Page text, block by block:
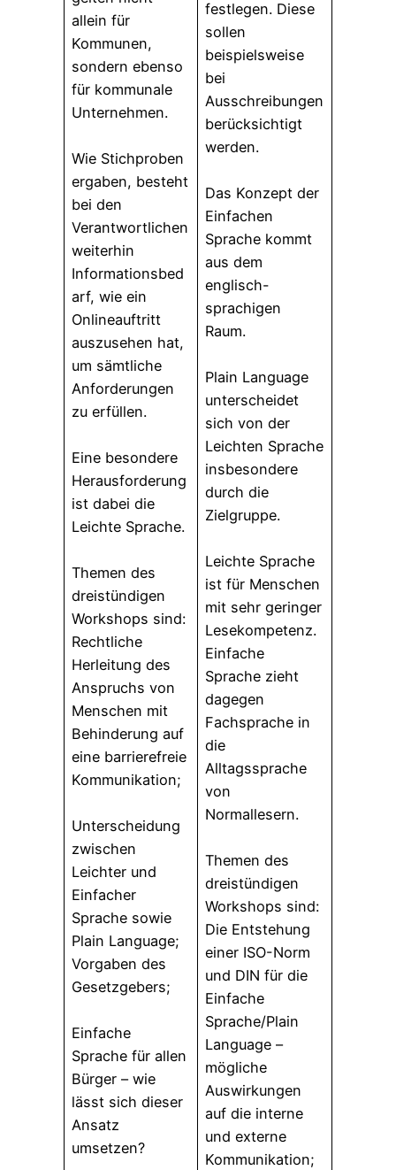
allein für
Kommunen,
sondern ebenso
für kommunale
Unternehmen.
Wie Stichproben
ergaben, besteht
bei den
Verantwortlichen
weiterhin
Informationsbed
arf, wie ein
Onlineauftritt
auszusehen hat,
um sämtliche
Anforderungen
zu erfüllen.
Eine besondere
Herausforderung
ist dabei die
Leichte Sprache.
Themen des
dreistündigen
Workshops sind:
Rechtliche
Herleitung des
Anspruchs von
Menschen mit
Behinderung auf
eine barrierefreie
Kommunikation;
Unterscheidung
zwischen
Leichter und
Einfacher
Sprache sowie
Plain Language;
Vorgaben des
Gesetzgebers;
Einfache
Sprache für allen
Bürger – wie
lässt sich dieser
Ansatz
umsetzen?
festlegen. Diese
sollen
beispielsweise
bei
Ausschreibungen
berücksichtigt
werden.
Das Konzept der
Einfachen
Sprache kommt
aus dem
englisch-
sprachigen
Raum.
Plain Language
unterscheidet
sich von der
Leichten Sprache
insbesondere
durch die
Zielgruppe.
Leichte Sprache
ist für Menschen
mit sehr geringer
Lesekompetenz.
Einfache
Sprache zieht
dagegen
Fachsprache in
die
Alltagssprache
von
Normallesern.
Themen des
dreistündigen
Workshops sind:
Die Entstehung
einer ISO-Norm
und DIN für die
Einfache
Sprache/Plain
Language –
mögliche
Auswirkungen
auf die interne
und externe
Kommunikation;